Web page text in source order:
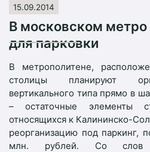
15.09.2014
В московском метро
для парковки
В метрополитене,
столицы планируют
вертикального типа прямо в
– остаточные элементы
относящихся к Калининско-
реорганизацию под паркинг,
млн. рублей. Со слов